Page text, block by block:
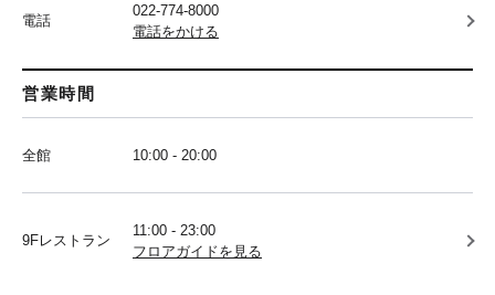
電話
022-774-8000
電話をかける
営業時間
全館 10:00 - 20:00
9Fレストラン
11:00 - 23:00
フロアガイドを見る